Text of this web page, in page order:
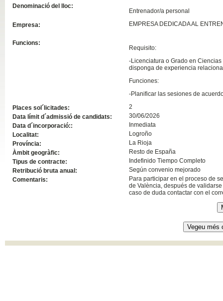
Slide24
Denominació del lloc:
Entrenador/a personal
Empresa:
EMPRESA DEDICADA AL
Funcions:
Requisito:
-Licenciatura o Grado en
disponga de experiencia
Funciones:
-Planificar las sesiones de
Places sol´licitades:
2
Data límit d´admissió de candidats:
30/06/2026
Data d´incorporació::
Inmediata
Localitat:
Logroño
Província:
La Rioja
Àmbit geogràfic:
Resto de España
Tipus de contracte:
Indefinido Tiempo Completo
Retribució bruta anual:
Según convenio mejorado
Comentaris:
Para participar en el proceso de
de València, después de
caso de duda contactar con el